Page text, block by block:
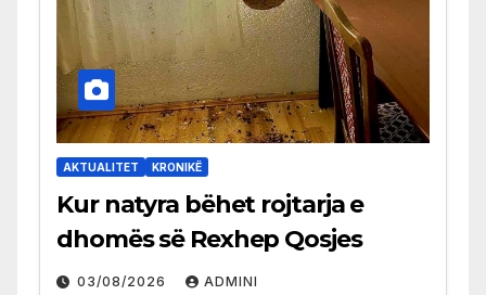
AKTUALITET KRONIKË
Kur natyra bëhet rojtarja e
dhomës së Rexhep Qosjes
03/08/2026 ADMINI